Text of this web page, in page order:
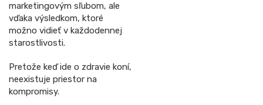
marketingovým sľubom, ale
vďaka výsledkom, ktoré
možno vidieť v každodennej
starostlivosti.
Pretože keď ide o zdravie koní,
neexistuje priestor na
kompromisy.